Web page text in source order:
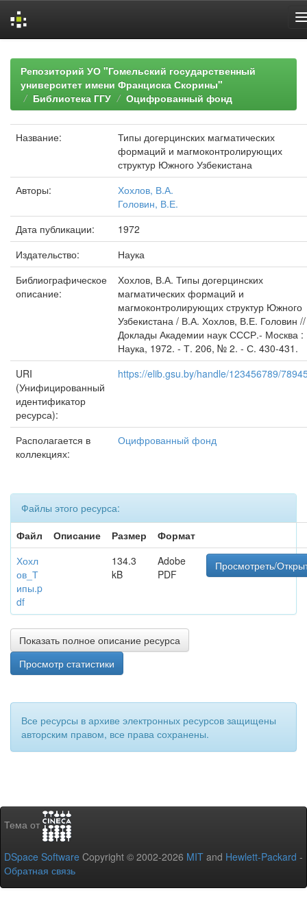
navigationРепозиторий УО "Гомельский государственный
университет имени Франциска Скорины"
Библиотека ГГУ
Оцифрованный фонд
Название:
Типы догерцинских магматических
формаций и магмоконтролирующих
структур Южного Узбекистана
Авторы:
Хохлов, В.А.
Головин, В.Е.
Дата публикации:
1972
Издательство:
Наука
Библиографическое
описание:
Хохлов, В.А. Типы догерцинских
магматических формаций и
магмоконтролирующих структур Южного
Узбекистана / В.А. Хохлов, В.Е. Головин //
Доклады Академии наук СССР.- Москва :
Наука, 1972. - Т. 206, № 2. - С. 430-431.
URI
(Унифицированный
идентификатор
ресурса):
https://elib.gsu.by/handle/123456789/
Располагается в
коллекциях:
Оцифрованный фонд
Файлы этого ресурса:
Файл
Описание Размер
Формат
Хохл
ов_Т
ипы.p
df
134.3
kB
Adobe
PDF
Просмотреть/
Показать полное описание ресурса
Просмотр статистики
Все ресурсы в архиве электронных ресурсов защищены
авторским правом, все права сохранены.
Тема от
DSpace Software Copyright © 2002-2026 MIT and Hewlett-Packard -
Обратная связь